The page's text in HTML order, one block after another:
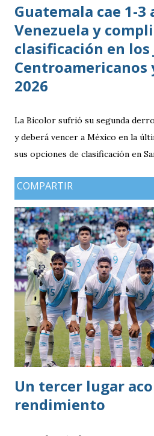
Guatemala cae 1-3
Venezuela y
clasificación en los
Centroamericanos
2026
La Bicolor sufrió su segunda
y deberá vencer a México en la
sus opciones de clasificación en
COMPARTIR
Un tercer lugar
rendimiento